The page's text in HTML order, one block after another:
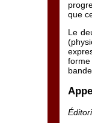
que
Le